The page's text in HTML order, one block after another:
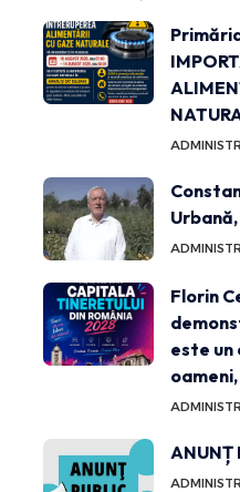
Florin
este un
ANUNȚ